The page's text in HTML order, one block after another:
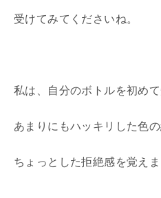
受けてみてくださいね。
私は、自分のボトルを初め
あまりにもハッキリした色
ちょっとした拒絶感を覚えま